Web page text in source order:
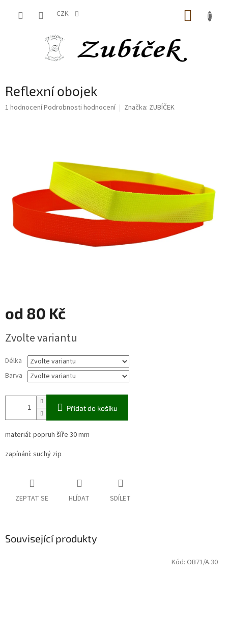
CZK
Reflexní obojek
Průměrné
1 hodnoceníPodrobnosti hodnocení Značka: ZUBÍČEK
od 80 Kč
cena:
Zvolte variantu
Délka
Barva
Přidat do košíku
materiál: popruh šíře 30 mm
zapínání: suchý zip
ZEPTAT SE HLÍDAT SDÍLET
Související produkty
Kód: OB71/A.30